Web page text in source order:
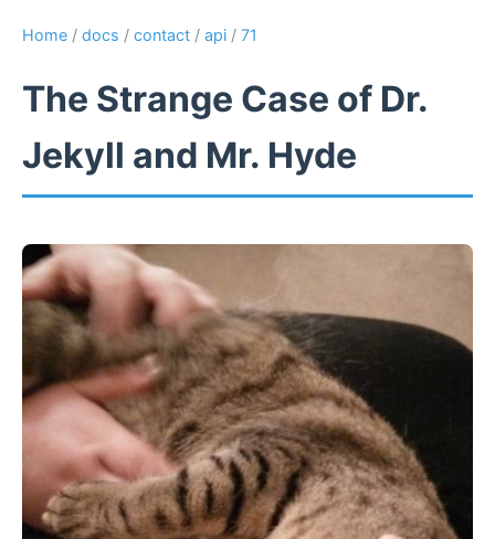
Home / docs / contact / api / 71
The Strange Case of Dr.
Jekyll and Mr. Hyde